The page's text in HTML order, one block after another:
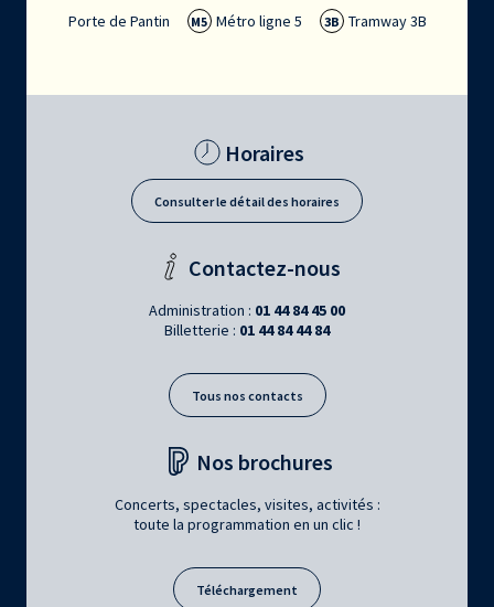
Porte de Pantin M5 Métro ligne 5 3B Tramway 3B
Horaires
Consulter le détail des horaires
Contactez-nous
Administration : 01 44 84 45 00
Billetterie : 01 44 84 44 84
Tous nos contacts
Nos brochures
Concerts, spectacles, visites, activités :
toute la programmation en un clic !
Téléchargement